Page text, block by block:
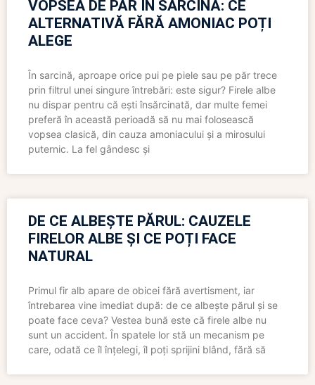
VOPSEA DE PĂR ÎN SARCINĂ: CE
ALTERNATIVĂ FĂRĂ AMONIAC POȚI
ALEGE
În sarcină, aproape orice pui pe piele sau pe păr trece
prin filtrul unei singure întrebări: este sigur? Firele albe
nu dispar pentru că ești însărcinată, dar multe femei
preferă în această perioadă să nu mai folosească
vopsea clasică, din cauza amoniacului și a mirosului
puternic. La fel gândesc și
DE CE ALBEȘTE PĂRUL: CAUZELE
FIRELOR ALBE ȘI CE POȚI FACE
NATURAL
Primul fir alb apare de obicei fără avertisment, iar
întrebarea vine imediat după: de ce albește părul și se
poate face ceva? Vestea bună este că firele albe nu
sunt un accident. În spatele lor stă un mecanism pe
care, odată ce îl înțelegi, îl poți sprijini blând, fără să